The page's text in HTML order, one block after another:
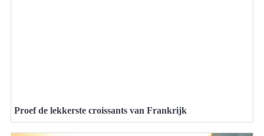
Proef de lekkerste croissants van Frankrijk